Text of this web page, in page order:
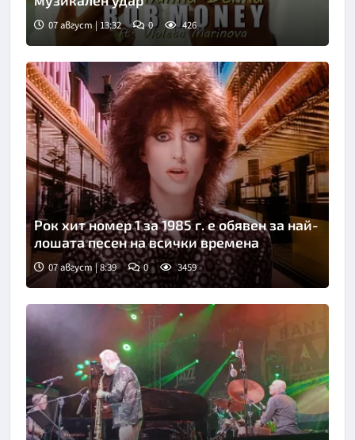
07 август | 13:32 0 426
Рок хит номер 1 за 1985 г. е обявен за най-
лошата песен на всички времена
07 август | 8:39 0 3459